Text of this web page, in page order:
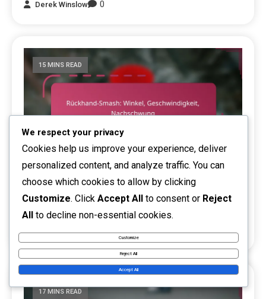
Derek Winslow
0
15 MINS READ
Rückhand-Smash: Winkel, Geschwindigkeit,
Nachschwung
Offensive Strategien im Tischtennis
09/02/2026
Derek Winslow
0
17 MINS READ
We respect your privacy
Cookies help us improve your experience, deliver
personalized content, and analyze traffic. You can
choose which cookies to allow by clicking
Customize. Click Accept All to consent or Reject
All to decline non-essential cookies.
Customize
Reject All
Accept All